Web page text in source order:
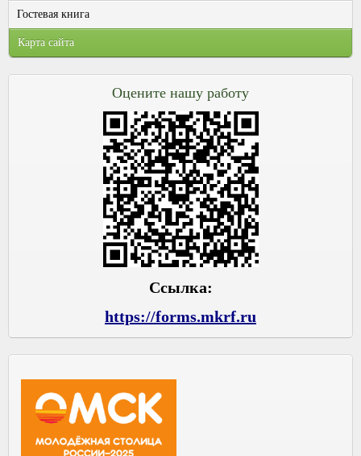
Гостевая книга
Карта сайта
Оцените нашу работу
Ссылка:
https://forms.mkrf.ru